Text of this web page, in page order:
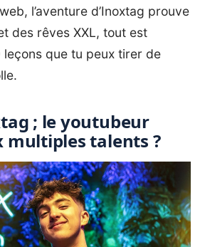
l’aventure d’Inoxtag prouve
des rêves XXL, tout est
leçons que tu peux tirer de
; le youtubeur
multiples talents ?